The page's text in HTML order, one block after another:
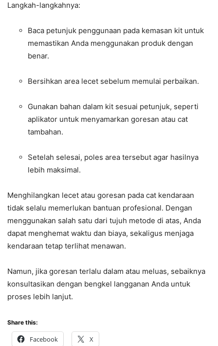
Langkah-langkahnya:
Baca petunjuk penggunaan pada kemasan kit untuk
memastikan Anda menggunakan produk dengan
benar.
Bersihkan area lecet sebelum memulai perbaikan.
Gunakan bahan dalam kit sesuai petunjuk, seperti
aplikator untuk menyamarkan goresan atau cat
tambahan.
Setelah selesai, poles area tersebut agar hasilnya
lebih maksimal.
Menghilangkan lecet atau goresan pada cat kendaraan
tidak selalu memerlukan bantuan profesional. Dengan
menggunakan salah satu dari tujuh metode di atas, Anda
dapat menghemat waktu dan biaya, sekaligus menjaga
kendaraan tetap terlihat menawan.
Namun, jika goresan terlalu dalam atau meluas, sebaiknya
konsultasikan dengan bengkel langganan Anda untuk
proses lebih lanjut.
Share this:
Facebook X